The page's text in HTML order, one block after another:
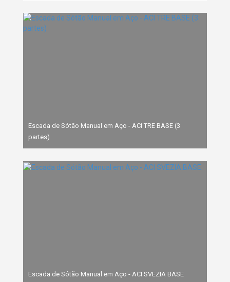
Escada de Sótão Manual em Aço - ACI TRE BASE (3
partes)
Escada de Sótão Manual em Aço - ACI SVEZIA BASE